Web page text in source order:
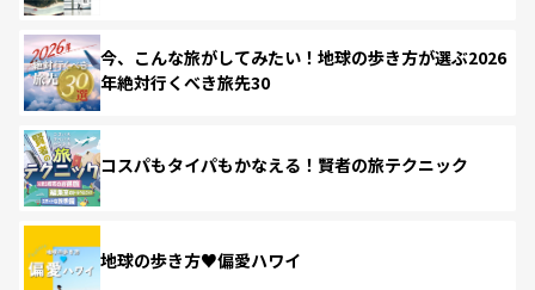
今、こんな旅がしてみたい！地球の歩き方が選ぶ2026
年絶対行くべき旅先30
コスパもタイパもかなえる！賢者の旅テクニック
地球の歩き方♥偏愛ハワイ